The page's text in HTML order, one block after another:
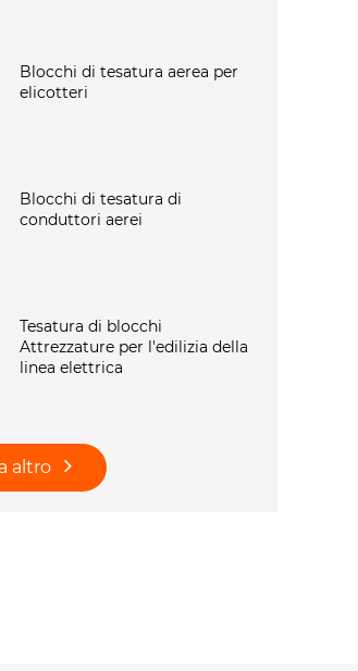
Blocchi di tesatura aerea per
elicotteri
Blocchi di tesatura di
conduttori aerei
Tesatura di blocchi
Attrezzature per l'edilizia della
linea elettrica
altro